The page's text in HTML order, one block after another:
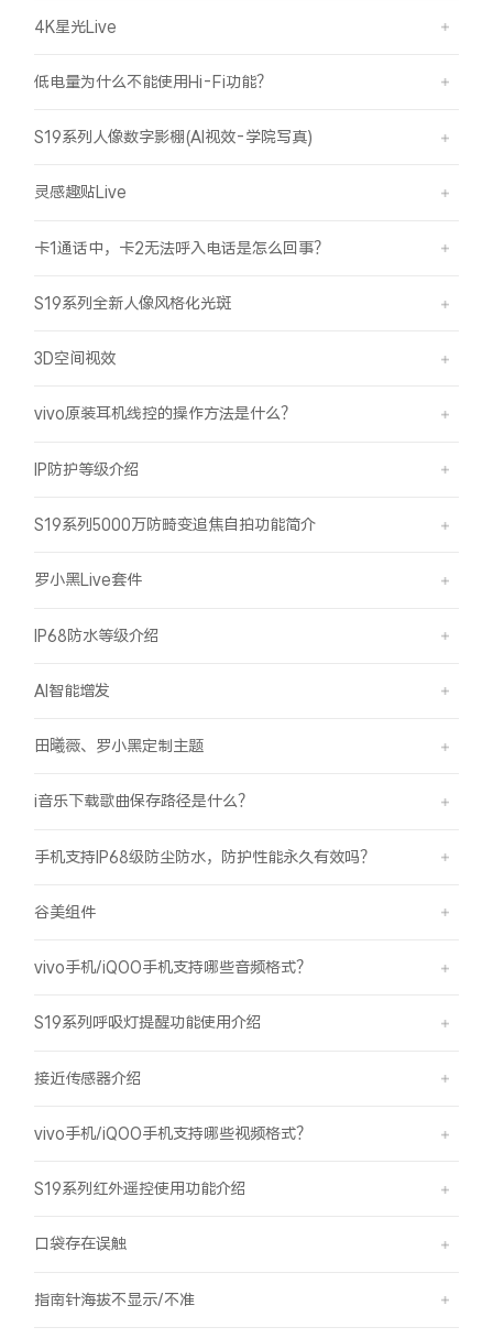
4K星光Live
低电量为什么不能使用Hi-Fi功能？
S19系列人像数字影棚(AI视效-学院写真)
灵感趣贴Live
卡1通话中，卡2无法呼入电话是怎么回事？
S19系列全新人像风格化光斑
3D空间视效
vivo原装耳机线控的操作方法是什么？
IP防护等级介绍
S19系列5000万防畸变追焦自拍功能简介
罗小黑Live套件
IP68防水等级介绍
AI智能增发
田曦薇、罗小黑定制主题
i音乐下载歌曲保存路径是什么？
手机支持IP68级防尘防水，防护性能永久有效吗？
谷美组件
vivo手机/iQOO手机支持哪些音频格式？
S19系列呼吸灯提醒功能使用介绍
接近传感器介绍
vivo手机/iQOO手机支持哪些视频格式？
S19系列红外遥控使用功能介绍
口袋存在误触
指南针海拔不显示/不准